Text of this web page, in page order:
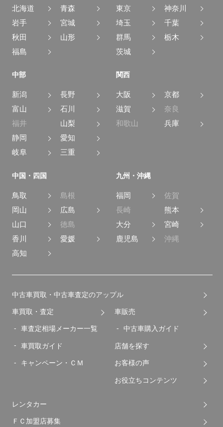
北海道
青森
岩手
宮城
秋田
山形
福島
東京
神奈川
埼玉
千葉
群馬
栃木
茨城
中部
新潟
長野
富山
石川
福井
山梨
静岡
愛知
岐阜
三重
関西
大阪
京都
滋賀
奈良
和歌山
兵庫
中国・四国
鳥取
島根
岡山
広島
山口
徳島
香川
愛媛
高知
九州・沖縄
福岡
佐賀
長崎
熊本
大分
宮崎
鹿児島
沖縄
中古車買取・中古車査定のアップル
車買取・査定
車査定相場メーカー一覧
車買取ガイド
キャンペーン・ＣＭ
車販売
中古車購入ガイド
店舗を探す
お客様の声
お役立ちコンテンツ
レンタカー
ＦＣ加盟店募集